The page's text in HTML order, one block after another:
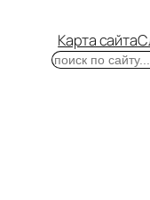
Карта сайта
Поиск